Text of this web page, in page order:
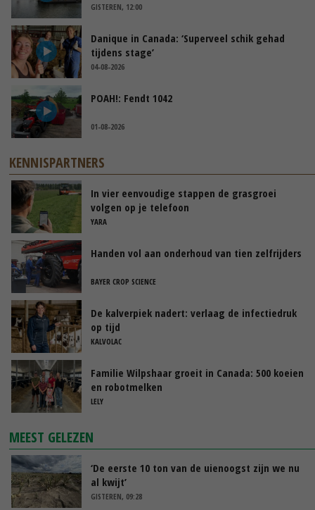
GISTEREN, 12:00
Danique in Canada: ‘Superveel schik gehad
tijdens stage’
04-08-2026
POAH!: Fendt 1042
01-08-2026
KENNISPARTNERS
In vier eenvoudige stappen de grasgroei
volgen op je telefoon
YARA
Handen vol aan onderhoud van tien zelfrijders
BAYER CROP SCIENCE
De kalverpiek nadert: verlaag de infectiedruk
op tijd
KALVOLAC
Familie Wilpshaar groeit in Canada: 500 koeien
en robotmelken
LELY
MEEST GELEZEN
‘De eerste 10 ton van de uienoogst zijn we nu
al kwijt’
GISTEREN, 09:28